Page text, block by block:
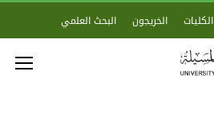
الكليات الخريجون البحث العلمي